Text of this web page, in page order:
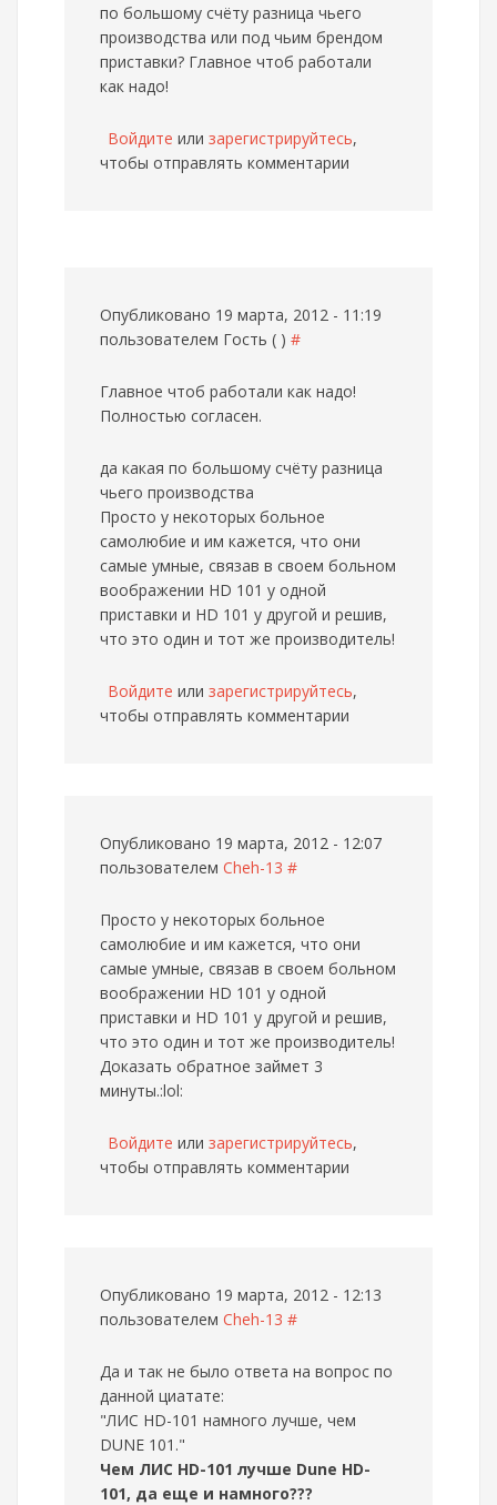
по большому счёту разница чьего
производства или под чьим брендом
приставки? Главное чтоб работали
как надо!
Войдите или зарегистрируйтесь,
чтобы отправлять комментарии
Опубликовано 19 марта, 2012 - 11:19
пользователем Гость ( ) #
Главное чтоб работали как надо!
Полностью согласен.
да какая по большому счёту разница
чьего производства
Просто у некоторых больное
самолюбие и им кажется, что они
самые умные, связав в своем больном
воображении HD 101 у одной
приставки и HD 101 у другой и решив,
что это один и тот же производитель!
Войдите или зарегистрируйтесь,
чтобы отправлять комментарии
Опубликовано 19 марта, 2012 - 12:07
пользователем Cheh-13 #
Просто у некоторых больное
самолюбие и им кажется, что они
самые умные, связав в своем больном
воображении HD 101 у одной
приставки и HD 101 у другой и решив,
что это один и тот же производитель!
Доказать обратное займет 3
минуты.:lol:
Войдите или зарегистрируйтесь,
чтобы отправлять комментарии
Опубликовано 19 марта, 2012 - 12:13
пользователем Cheh-13 #
Да и так не было ответа на вопрос по
данной циатате:
"ЛИС HD-101 намного лучше, чем
DUNE 101."
Чем ЛИС HD-101 лучше Dune HD-
101, да еще и намного???